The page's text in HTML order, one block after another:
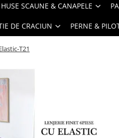
HUSE SCAUNE & CANAPELE
DE CRACIUN PERNE &
T21